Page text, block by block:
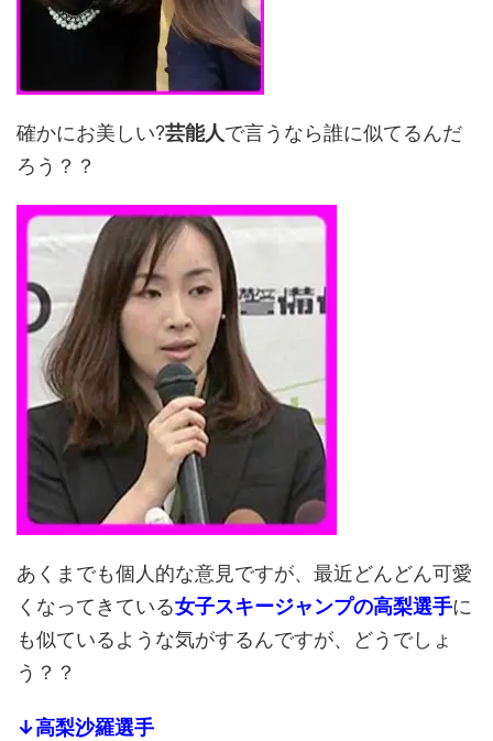
確かにお美しい?芸能人で言うなら誰に似てるんだ
ろう？？
あくまでも個人的な意見ですが、最近どんどん可愛
くなってきている女子スキージャンプの高梨選手に
も似ているような気がするんですが、どうでしょ
う？？
↓高梨沙羅選手